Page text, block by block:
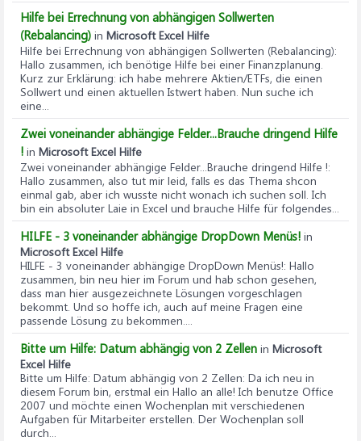
Hilfe bei Errechnung von abhängigen Sollwerten
(Rebalancing) in Microsoft Excel Hilfe
Hilfe bei Errechnung von abhängigen Sollwerten (Rebalancing):
Hallo zusammen, ich benötige Hilfe bei einer Finanzplanung.
Kurz zur Erklärung: ich habe mehrere Aktien/ETFs, die einen
Sollwert und einen aktuellen Istwert haben. Nun suche ich
eine...
Zwei voneinander abhängige Felder...Brauche dringend Hilfe
! in Microsoft Excel Hilfe
Zwei voneinander abhängige Felder...Brauche dringend Hilfe !:
Hallo zusammen, also tut mir leid, falls es das Thema shcon
einmal gab, aber ich wusste nicht wonach ich suchen soll. Ich
bin ein absoluter Laie in Excel und brauche Hilfe für folgendes...
HILFE - 3 voneinander abhängige DropDown Menüs! in
Microsoft Excel Hilfe
HILFE - 3 voneinander abhängige DropDown Menüs!: Hallo
zusammen, bin neu hier im Forum und hab schon gesehen,
dass man hier ausgezeichnete Lösungen vorgeschlagen
bekommt. Und so hoffe ich, auch auf meine Fragen eine
passende Lösung zu bekommen....
Bitte um Hilfe: Datum abhängig von 2 Zellen in Microsoft
Excel Hilfe
Bitte um Hilfe: Datum abhängig von 2 Zellen: Da ich neu in
diesem Forum bin, erstmal ein Hallo an alle! Ich benutze Office
2007 und möchte einen Wochenplan mit verschiedenen
Aufgaben für Mitarbeiter erstellen. Der Wochenplan soll
durch...